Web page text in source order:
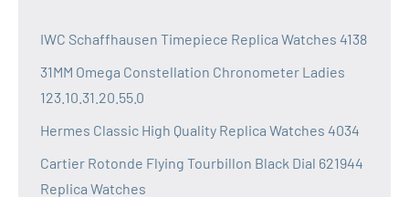
IWC Schaffhausen Timepiece Replica Watches 4138
31MM Omega Constellation Chronometer Ladies
123.10.31.20.55.0
Hermes Classic High Quality Replica Watches 4034
Cartier Rotonde Flying Tourbillon Black Dial 621944
Replica Watches